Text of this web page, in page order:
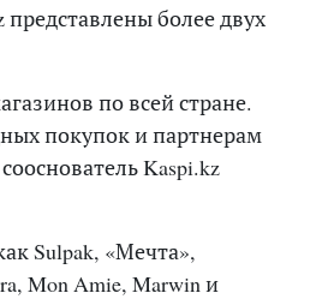
более двух
по всей стране.
покупок и партнерам
Kaspi.kz
Sulpak, «Мечта»,
Mon Amie, Marwin и